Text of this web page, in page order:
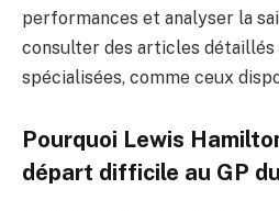
performances et analyser la
consulter des articles
spécialisées, comme ceux
Pourquoi Lewis
départ difficile au GP